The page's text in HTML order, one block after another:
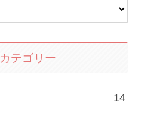
カテゴリー
14